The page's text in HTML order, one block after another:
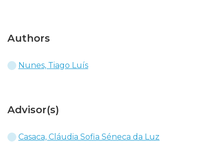
Authors
Nunes, Tiago Luís
Advisor(s)
Casaca, Cláudia Sofia Séneca da Luz